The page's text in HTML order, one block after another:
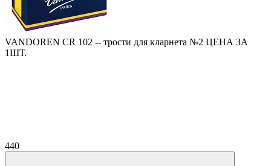
VANDOREN CR 102 -- трости для кларнета №2 ЦЕНА ЗА
1ШТ.
440